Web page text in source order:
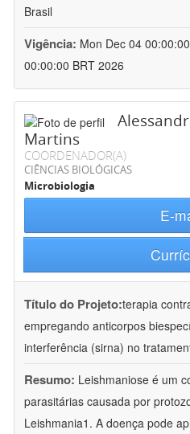
Brasil
Vigência: Mon Dec 04
00:00:00 BRT 2026
Martins
COORDENADOR(A)
CIÊNCIAS BIOLÓGICAS
Microbiologia
E-
Título do Projeto:terapia
empregando anticorpos
interferência (sirna) no
Resumo: Leishmaniose é um
parasitárias causada por
Leishmania1. A doença pode